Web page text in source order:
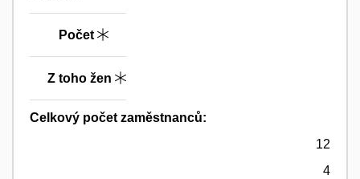
Počet
Z toho žen
Celkový počet zaměstnanců:
12
4